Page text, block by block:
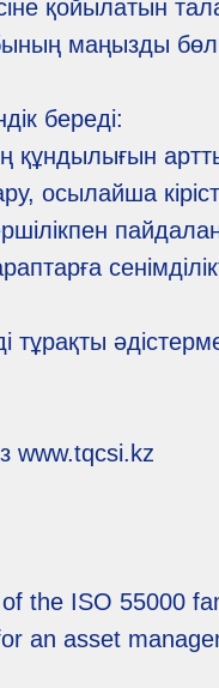
қойылатын
маңызды
береді:
құндылығын
осылайша
тұрақты
www.tqcsi.kz
the ISO 55000
an asset